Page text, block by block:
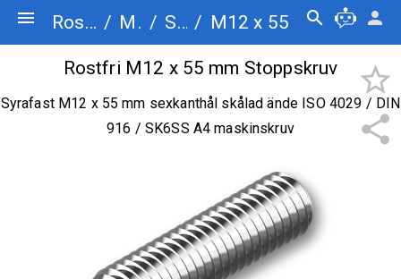
menu Rostfriskruv.se / Maskinskruv / Stoppskruv / M12 x 55 search person
share
star_border
Rostfri M12 x 55 mm Stoppskruv
Syrafast M12 x 55 mm sexkanthål skålad ände ISO 4029 / DIN
916 / SK6SS A4 maskinskruv